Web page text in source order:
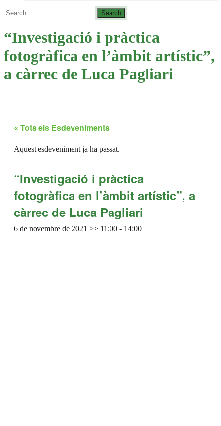
“Investigació i pràctica
fotogràfica en l’àmbit artístic”,
a càrrec de Luca Pagliari
« Tots els Esdeveniments
Aquest esdeveniment ja ha passat.
“Investigació i pràctica
fotogràfica en l’àmbit artístic”, a
càrrec de Luca Pagliari
6 de novembre de 2021 >> 11:00 - 14:00